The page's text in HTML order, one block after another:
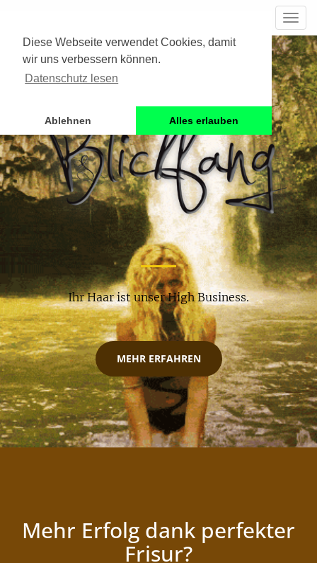
Diese Webseite verwendet Cookies, damit
wir uns verbessern können.
Datenschutz lesen
Ablehnen Alles erlauben
BESTER
FRISEUR
IN
IDSTEIN
Ihr Haar ist unser High Business.
MEHR ERFAHREN
Mehr Erfolg dank perfekter
Frisur?